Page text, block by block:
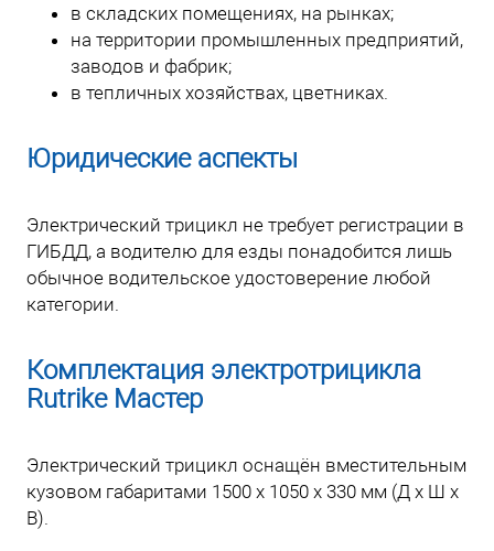
в складских помещениях, на рынках;
на территории промышленных предприятий,
заводов и фабрик;
в тепличных хозяйствах, цветниках.
Юридические аспекты
Электрический трицикл не требует регистрации в
ГИБДД, а водителю для езды понадобится лишь
обычное водительское удостоверение любой
категории.
Комплектация электротрицикла
Rutrike Мастер
Электрический трицикл оснащён вместительным
кузовом габаритами 1500 x 1050 x 330 мм (Д х Ш х
В).